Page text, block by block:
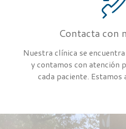
Contacta con
Nuestra clínica se
y contamos con atención
cada paciente.